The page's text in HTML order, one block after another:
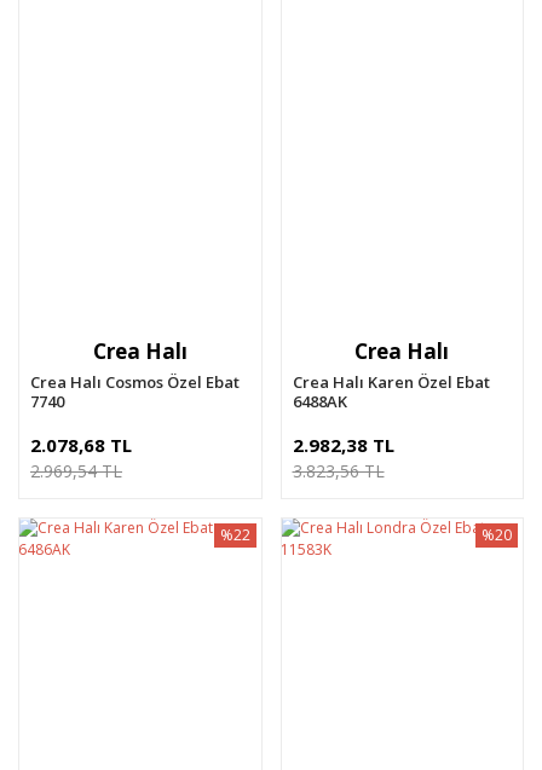
Crea Halı
Crea Halı Cosmos Özel Ebat
7740
2.078,68 TL
2.969,54 TL
Crea Halı
Crea Halı Karen Özel Ebat
6488AK
2.982,38 TL
3.823,56 TL
%22 %20